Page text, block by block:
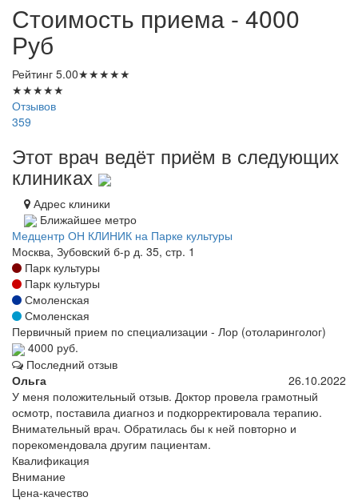
Стоимость приема - 4000
Руб
Рейтинг 5.00★★★★★
★★★★★
Отзывов
359
Этот врач ведёт приём в следующих
клиниках
Адрес клиники
Ближайшее метро
Медцентр ОН КЛИНИК на Парке культуры
Москва, Зубовский б-р д. 35, стр. 1
Парк культуры
Парк культуры
Смоленская
Смоленская
Первичный прием по специализации - Лор (отоларинголог)
4000 руб.
Последний отзыв
Ольга
26.10.2022
У меня положительный отзыв. Доктор провела грамотный
осмотр, поставила диагноз и подкорректировала терапию.
Внимательный врач. Обратилась бы к ней повторно и
порекомендовала другим пациентам.
Квалификация
Внимание
Цена-качество